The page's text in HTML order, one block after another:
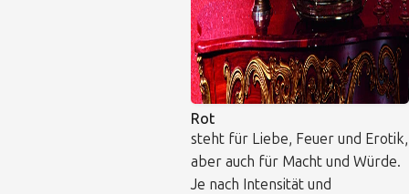
Rot
steht für Liebe, Feuer und Erotik,
aber auch für Macht und Würde.
Je nach Intensität und